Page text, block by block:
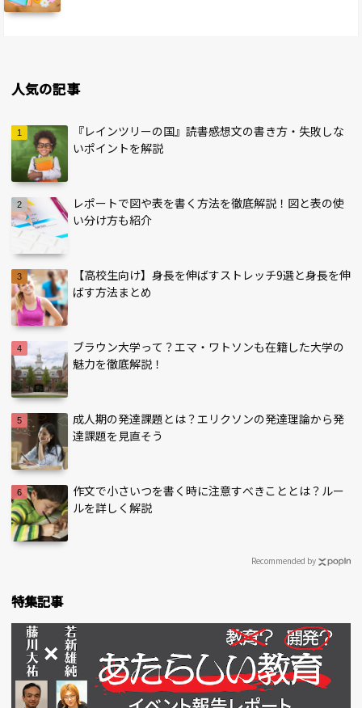
人気の記事
『レインツリーの国』読書感想文の書き方・失敗しな
いポイントを解説
レポートで図や表を書く方法を徹底解説！図と表の使
い分け方も紹介
【高校生向け】身長を伸ばすストレッチ9選と身長を伸
ばす方法まとめ
ブラウン大学って？エマ・ワトソンも在籍した大学の
魅力を徹底解説！
成人期の発達課題とは？エリクソンの発達理論から発
達課題を見直そう
作文で小さいつを書く時に注意すべきこととは？ルー
ルを詳しく解説
Recommended by
特集記事